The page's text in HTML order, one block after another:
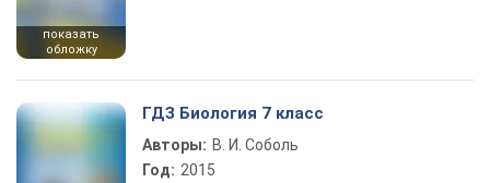
показать
обложку
ГДЗ Биология 7 класс
Авторы: В. И. Соболь
Год: 2015